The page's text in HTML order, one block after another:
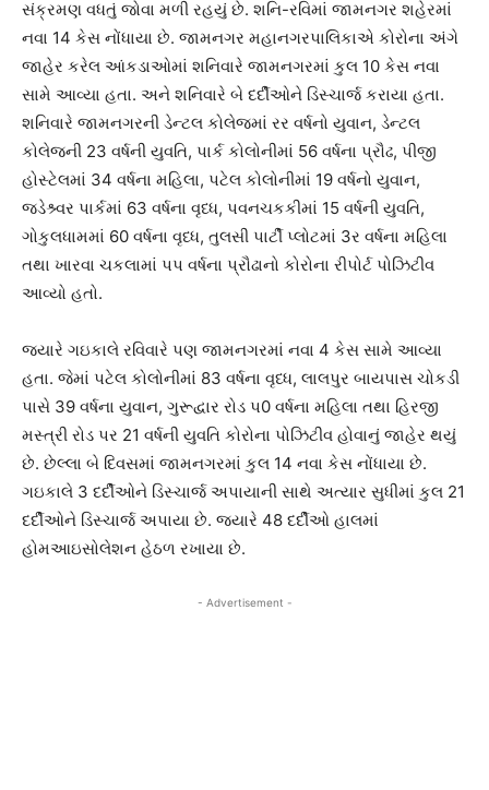
સંક્રમણ વધતું જોવા મળી રહયું છે. શનિ-રવિમાં જામનગર શહેરમાં
નવા 14 કેસ નોંધાયા છે. જામનગર મહાનગરપાલિકાએ કોરોના અંગે
જાહેર કરેલ આંકડાઓમાં શનિવારે જામનગરમાં કુલ 10 કેસ નવા
સામે આવ્યા હતા. અને શનિવારે બે દર્દીઓને ડિસ્ચાર્જ કરાયા હતા.
શનિવારે જામનગરની ડેન્ટલ કોલેજમાં રર વર્ષનો યુવાન, ડેન્ટલ
કોલેજની 23 વર્ષની યુવતિ, પાર્ક કોલોનીમાં 56 વર્ષના પ્રૌઢ, પીજી
હોસ્ટેલમાં 34 વર્ષના મહિલા, પટેલ કોલોનીમાં 19 વર્ષનો યુવાન,
જડેશ્ર્વર પાર્કમાં 63 વર્ષના વૃધ્ધ, પવનચકકીમાં 15 વર્ષની યુવતિ,
ગોકુલધામમાં 60 વર્ષના વૃધ્ધ, તુલસી પાર્ટી પ્લોટમાં 3ર વર્ષના મહિલા
તથા ખારવા ચકલામાં પપ વર્ષના પ્રૌઢાનો કોરોના રીપોર્ટ પોઝિટીવ
આવ્યો હતો.
જયારે ગઇકાલે રવિવારે પણ જામનગરમાં નવા 4 કેસ સામે આવ્યા
હતા. જેમાં પટેલ કોલોનીમાં 83 વર્ષના વૃધ્ધ, લાલપુર બાયપાસ ચોકડી
પાસે 39 વર્ષના યુવાન, ગુરૂદ્વાર રોડ પ0 વર્ષના મહિલા તથા હિરજી
મસ્ત્રી રોડ પર 21 વર્ષની યુવતિ કોરોના પોઝિટીવ હોવાનું જાહેર થયું
છે. છેલ્લા બે દિવસમાં જામનગરમાં કુલ 14 નવા કેસ નોંધાયા છે.
ગઇકાલે 3 દર્દીઓને ડિસ્ચાર્જ અપાયાની સાથે અત્યાર સુધીમાં કુલ 21
દર્દીઓને ડિસ્ચાર્જ અપાયા છે. જયારે 48 દર્દીઓ હાલમાં
હોમઆઇસોલેશન હેઠળ રખાયા છે.
- Advertisement -